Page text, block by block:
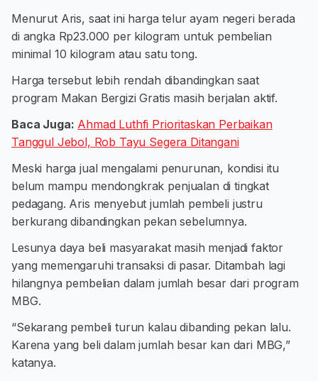
Menurut Aris, saat ini harga telur ayam negeri berada
di angka Rp23.000 per kilogram untuk pembelian
minimal 10 kilogram atau satu tong.
Harga tersebut lebih rendah dibandingkan saat
program Makan Bergizi Gratis masih berjalan aktif.
Baca Juga: Ahmad Luthfi Prioritaskan Perbaikan
Tanggul Jebol, Rob Tayu Segera Ditangani
Meski harga jual mengalami penurunan, kondisi itu
belum mampu mendongkrak penjualan di tingkat
pedagang. Aris menyebut jumlah pembeli justru
berkurang dibandingkan pekan sebelumnya.
Lesunya daya beli masyarakat masih menjadi faktor
yang memengaruhi transaksi di pasar. Ditambah lagi
hilangnya pembelian dalam jumlah besar dari program
MBG.
“Sekarang pembeli turun kalau dibanding pekan lalu.
Karena yang beli dalam jumlah besar kan dari MBG,”
katanya.